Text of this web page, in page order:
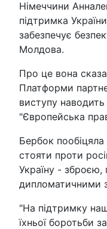
Німеччини
підтримка
забезпечує
Молдова.
Про це вона
Платформи
виступу
"Європейська
Бербок
стояти проти
Україну -
дипломатичними
"На підтримку
їхньої боротьби